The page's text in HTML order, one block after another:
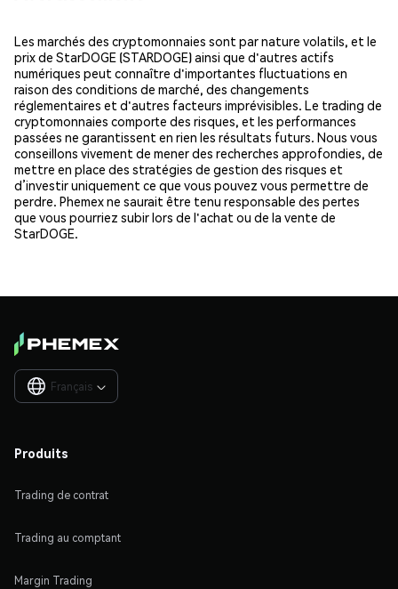
Les marchés des cryptomonnaies sont par nature volatils, et le
prix de StarDOGE (STARDOGE) ainsi que d'autres actifs
numériques peut connaître d'importantes fluctuations en
raison des conditions de marché, des changements
réglementaires et d'autres facteurs imprévisibles. Le trading de
cryptomonnaies comporte des risques, et les performances
passées ne garantissent en rien les résultats futurs. Nous vous
conseillons vivement de mener des recherches approfondies, de
mettre en place des stratégies de gestion des risques et
d’investir uniquement ce que vous pouvez vous permettre de
perdre. Phemex ne saurait être tenu responsable des pertes
que vous pourriez subir lors de l'achat ou de la vente de
StarDOGE.
Français 
Produits
Trading de contrat
Trading au comptant
Margin Trading